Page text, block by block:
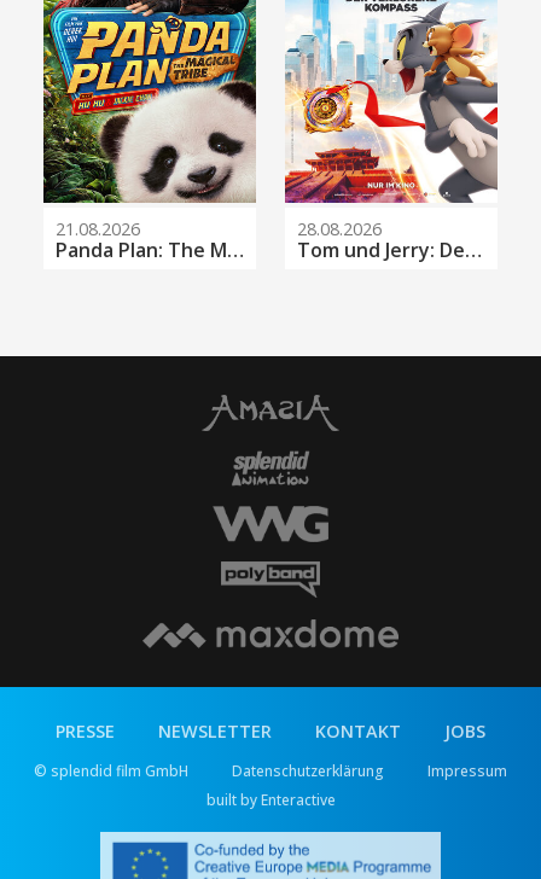
21.08.2026
Panda Plan: The Magical Tribe
28.08.2026
Tom und Jerry: Der verlorene Kompass
PRESSE NEWSLETTER KONTAKT JOBS
© splendid film GmbH Datenschutzerklärung
Impressum
built by Enteractive